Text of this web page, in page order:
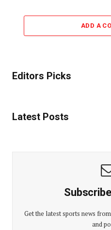
ADD A
Editors Picks
Latest Posts
Get the latest sports news
and